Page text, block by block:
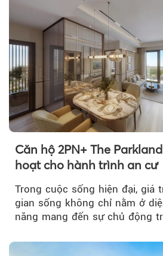
Căn hộ 2PN+ The
hoạt cho hành trình an cư
Trong cuộc sống hiện đại, giá
gian sống không chỉ nằm ở
năng mang đến sự chủ động